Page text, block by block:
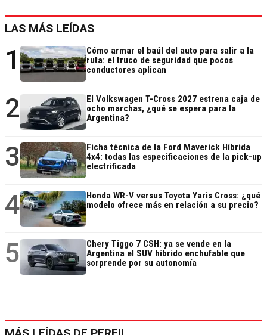
LAS MÁS LEÍDAS
1
Cómo armar el baúl del auto para salir a la
ruta: el truco de seguridad que pocos
conductores aplican
2
El Volkswagen T-Cross 2027 estrena caja de
ocho marchas, ¿qué se espera para la
Argentina?
3
Ficha técnica de la Ford Maverick Híbrida
4x4: todas las especificaciones de la pick-up
electrificada
4
Honda WR-V versus Toyota Yaris Cross: ¿qué
modelo ofrece más en relación a su precio?
5
Chery Tiggo 7 CSH: ya se vende en la
Argentina el SUV híbrido enchufable que
sorprende por su autonomía